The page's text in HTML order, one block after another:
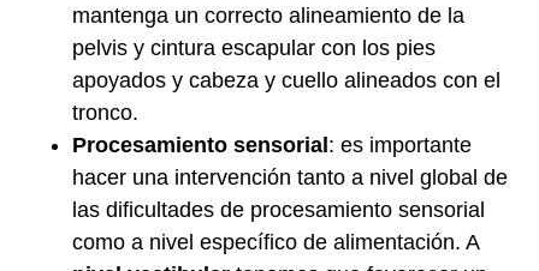
mantenga un correcto alineamiento de la
pelvis y cintura escapular con los pies
apoyados y cabeza y cuello alineados con el
tronco.
Procesamiento sensorial : es importante
hacer una intervención tanto a nivel global de
las dificultades de procesamiento sensorial
como a nivel específico de alimentación. A